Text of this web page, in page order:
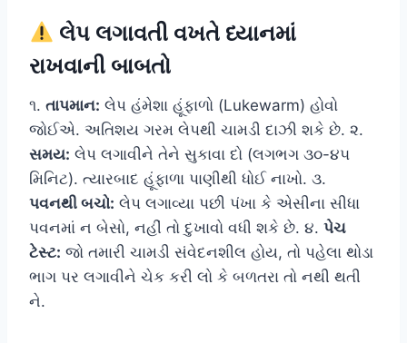
લેપ લગાવતી વખતે ધ્યાનમાં
રાખવાની બાબતો
૧. તાપમાન: લેપ હંમેશા હૂંફાળો (Lukewarm) હોવો
જોઈએ. અતિશય ગરમ લેપથી ચામડી દાઝી શકે છે. ૨.
સમય: લેપ લગાવીને તેને સુકાવા દો (લગભગ ૩૦-૪૫
મિનિટ). ત્યારબાદ હૂંફાળા પાણીથી ધોઈ નાખો. ૩.
પવનથી બચો: લેપ લગાવ્યા પછી પંખા કે એસીના સીધા
પવનમાં ન બેસો, નહીં તો દુખાવો વધી શકે છે. ૪. પેચ
ટેસ્ટ: જો તમારી ચામડી સંવેદનશીલ હોય, તો પહેલા થોડા
ભાગ પર લગાવીને ચેક કરી લો કે બળતરા તો નથી થતી
ને.